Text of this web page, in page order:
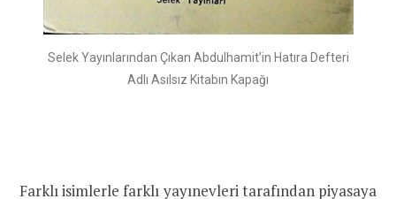
Selek Yayınlarından Çıkan Abdulhamit’in Hatıra Defteri
Adlı Asılsız Kitabın Kapağı
Farklı isimlerle farklı yayınevleri tarafından piyasaya